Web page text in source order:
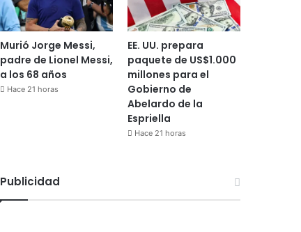
Murió Jorge Messi,
padre de Lionel Messi,
a los 68 años
Hace 21 horas
EE. UU. prepara
paquete de US$1.000
millones para el
Gobierno de
Abelardo de la
Espriella
Hace 21 horas
Publicidad